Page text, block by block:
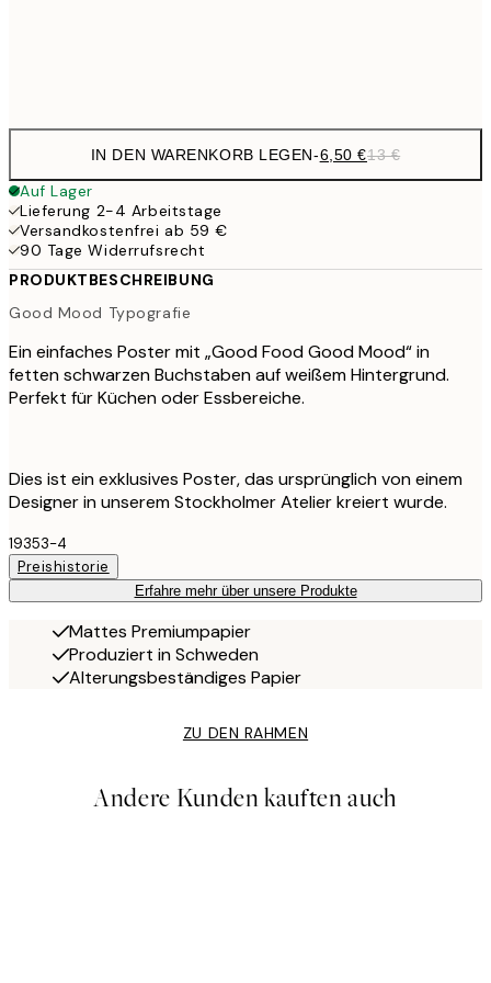
IN DEN WARENKORB LEGEN-6,50 €13 €
Auf Lager
Lieferung 2-4 Arbeitstage
Versandkostenfrei ab 59 €
90 Tage Widerrufsrecht
PRODUKTBESCHREIBUNG
Good Mood Typografie
Ein einfaches Poster mit „Good Food Good Mood“ in
fetten schwarzen Buchstaben auf weißem Hintergrund.
Perfekt für Küchen oder Essbereiche.
Dies ist ein exklusives Poster, das ursprünglich von einem
Designer in unserem Stockholmer Atelier kreiert wurde.
19353-4
Preishistorie
Erfahre mehr über unsere Produkte
Mattes Premiumpapier
Produziert in Schweden
Alterungsbeständiges Papier
ZU DEN RAHMEN
Andere Kunden kauften auch